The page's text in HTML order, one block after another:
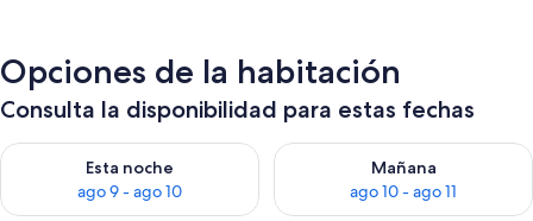
Opciones de la habitación
Consulta la disponibilidad para estas fechas
Esta noche
ago 9 - ago 10
Consulta la disponibilidad para esta noche, ago 9 - ago 10
Mañana
ago 10 - ago 11
Consulta la disponibilidad